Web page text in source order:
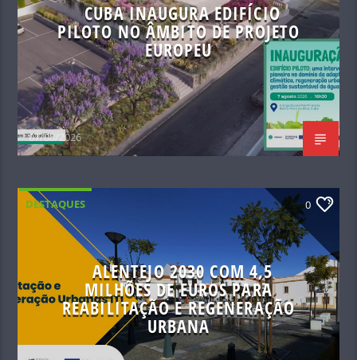
CUBA INAUGURA EDIFÍCIO
PILOTO NO ÂMBITO DE PROJETO
EUROPEU
07/08/2026
DESTAQUES 0
ALENTEJO 2030 COM 4,5
MILHÕES DE EUROS PARA
REABILITAÇÃO E REGENERAÇÃO
URBANA